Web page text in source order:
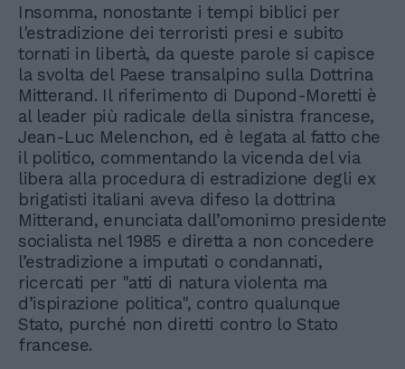
Insomma, nonostante i tempi biblici per
l'estradizione dei terroristi presi e subito
tornati in libertà, da queste parole si capisce
la svolta del Paese transalpino sulla Dottrina
Mitterand. Il riferimento di Dupond-Moretti è
al leader più radicale della sinistra francese,
Jean-Luc Melenchon, ed è legata al fatto che
il politico, commentando la vicenda del via
libera alla procedura di estradizione degli ex
brigatisti italiani aveva difeso la dottrina
Mitterand, enunciata dall’omonimo presidente
socialista nel 1985 e diretta a non concedere
l’estradizione a imputati o condannati,
ricercati per "atti di natura violenta ma
d’ispirazione politica", contro qualunque
Stato, purché non diretti contro lo Stato
francese.